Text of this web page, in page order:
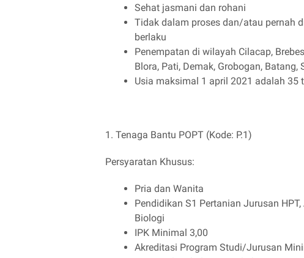
Sehat jasmani dan rohani
Tidak dalam proses dan/atau pernah
berlaku
Penempatan di wilayah Cilacap,
Blora, Pati, Demak, Grobogan, Batang,
Usia maksimal 1 april 2021 adalah 35
1. Tenaga Bantu POPT (Kode: P.1)
Persyaratan Khusus:
Pria dan Wanita
Pendidikan S1 Pertanian Jurusan
Biologi
IPK Minimal 3,00
Akreditasi Program Studi/Jurusan